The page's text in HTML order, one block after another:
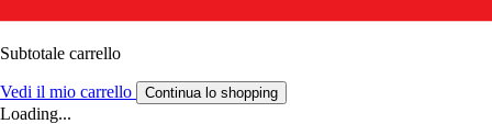
Subtotale carrello
Vedi il mio carrello Continua lo shopping
Loading...